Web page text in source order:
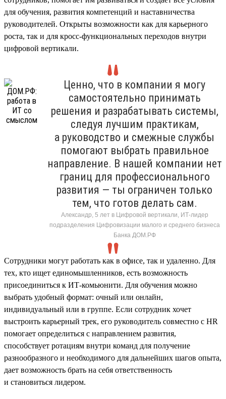
для обучения, развития компетенций и наставничества
руководителей. Открыты возможности как для карьерного
роста, так и для кросс-функциональных переходов внутри
цифровой вертикали.
Ценно, что в компании я могу
самостоятельно принимать
решения и разрабатывать системы,
следуя лучшим практикам,
а руководство и смежные службы
помогают выбрать правильное
направление. В нашей компании нет
границ для профессионального
развития — ты ограничен только
тем, что готов делать сам.
Александр, 5 лет в Цифровой вертикали, ИТ-лидер
подразделения Цифровизации малого и среднего бизнеса
Банка ДОМ.РФ
Сотрудники могут работать как в офисе, так и удаленно. Для
тех, кто ищет единомышленников, есть возможность
присоединиться к ИТ-комьюнити. Для обучения можно
выбрать удобный формат: очный или онлайн,
индивидуальный или в группе. Если сотрудник хочет
выстроить карьерный трек, его руководитель совместно с HR
помогает определиться с направлением развития,
способствует ротациям внутри команд для получение
разнообразного и необходимого для дальнейших шагов опыта,
дает возможность брать на себя ответственность
и становиться лидером.